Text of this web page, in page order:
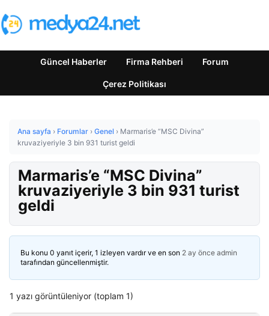
Güncel Haberler Firma Rehberi Forum
Çerez Politikası
Ana sayfa › Forumlar › Genel › Marmaris’e “MSC Divina”
kruvaziyeriyle 3 bin 931 turist geldi
Marmaris’e “MSC Divina”
kruvaziyeriyle 3 bin 931 turist
geldi
Bu konu 0 yanıt içerir, 1 izleyen vardır ve en son 2 ay önce admin
tarafından güncellenmiştir.
1 yazı görüntüleniyor (toplam 1)